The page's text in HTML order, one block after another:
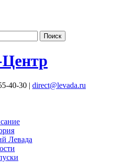
40-30 | direct@levada.ru
Левада